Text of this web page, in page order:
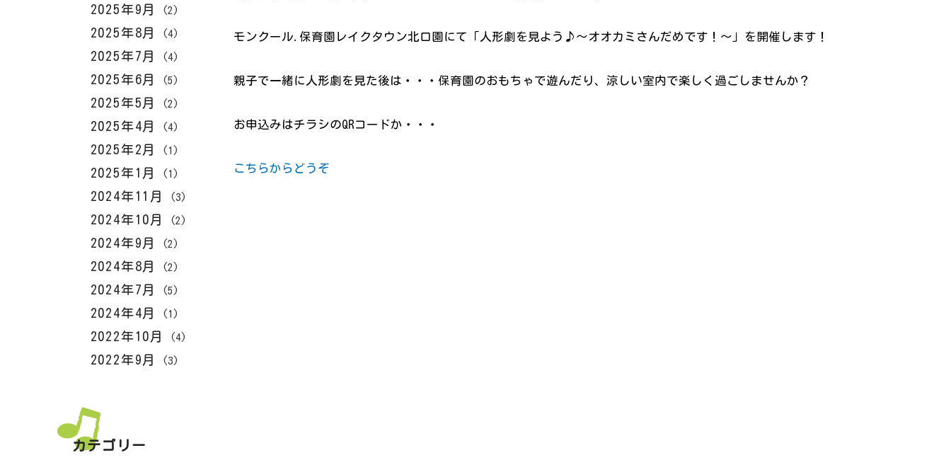
2025年9月 (2)
2025年8月 (4)
2025年7月 (4)
2025年6月 (5)
2025年5月 (2)
2025年4月 (4)
2025年2月 (1)
2025年1月 (1)
2024年11月 (3)
2024年10月 (2)
2024年9月 (2)
2024年8月 (2)
2024年7月 (5)
2024年4月 (1)
2022年10月 (4)
2022年9月 (3)
カテゴリー
モンクール.保育園レイクタウン北口園にて「人形劇を見よう♪～オオカミさんだめです！～」を開催します！
親子で一緒に人形劇を見た後は・・・保育園のおもちゃで遊んだり、涼しい室内で楽しく過ごしませんか？
お申込みはチラシのQRコードか・・・
こちらからどうぞ